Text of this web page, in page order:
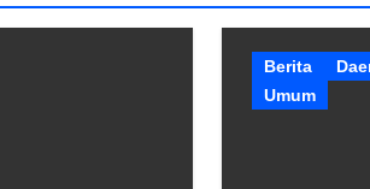
Berita
Umum